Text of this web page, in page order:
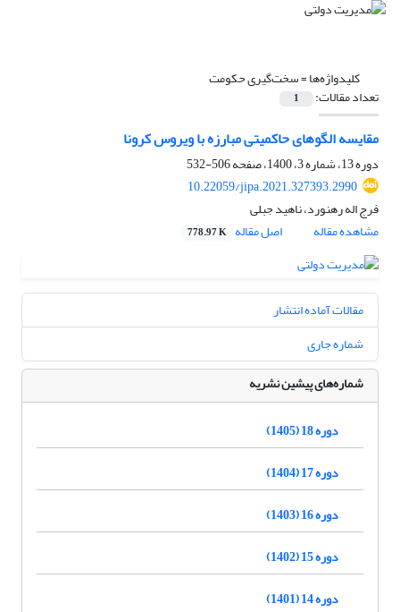
کلیدواژه‌ها =سخت‌گیری حکومت
تعداد مقالات: 1
مقایسه الگوهای حاکمیتی مبارزه با ویروس کرونا
دوره 13، شماره 3، 1400، صفحه
506-532
10.22059/jipa.2021.327393.2990
فرج اله رهنورد، ناهید جبلی
مشاهده مقاله
اصل مقاله 778.97 K
مقالات آماده انتشار
شماره جاری
شماره‌های پیشین نشریه
دوره 18 (1405)
دوره 17 (1404)
دوره 16 (1403)
دوره 15 (1402)
دوره 14 (1401)